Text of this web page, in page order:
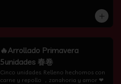
🔥Arrollado Primavera
5unidades 春卷
Cinco unidades. Relleno hechomos con
carne y repollo ，zanahoria y amor ❤